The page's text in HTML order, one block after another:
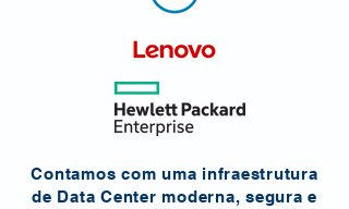
Contamos com uma infraestrutura
de Data Center moderna, segura e